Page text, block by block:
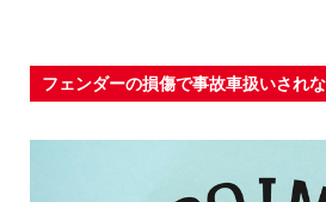
フェンダーの損傷で事故車扱いされ